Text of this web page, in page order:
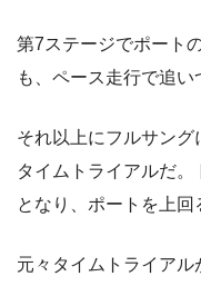
第7ステージでポート
も、ペース走行で追い
それ以上にフルサン
タイムトライアルだ
となり、ポートを上回
元々タイムトライア